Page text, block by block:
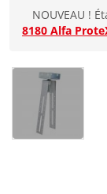
NOUVEAU !
8180 Alfa